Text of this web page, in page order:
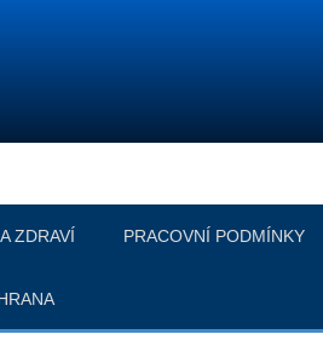
ZDRAVÍ PRACOVNÍ PODMÍNKY